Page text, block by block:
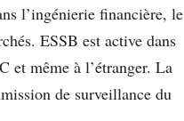
l’ingénierie financière, le
ESSB est active dans
et même à l’étranger. La
de surveillance du